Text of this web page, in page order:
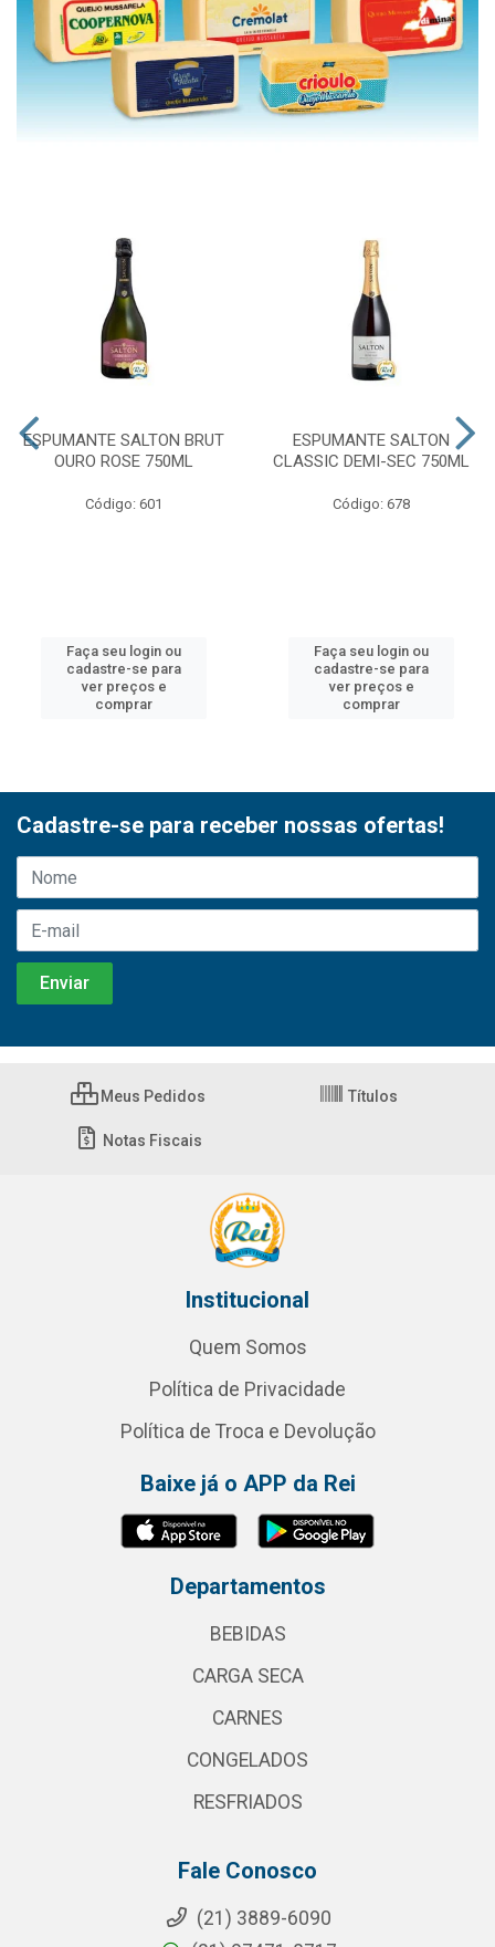
ESPUMANTE SALTON BRUT
OURO ROSE 750ML
Código: 601
Faça seu login ou
cadastre-se para
ver preços e
comprar
ESPUMANTE SALTON
CLASSIC DEMI-SEC 750ML
Código: 678
Faça seu login ou
cadastre-se para
ver preços e
comprar
Cadastre-se para receber nossas ofertas!
Meus Pedidos Títulos
Notas Fiscais
Institucional
Quem Somos
Política de Privacidade
Política de Troca e Devolução
Baixe já o APP da Rei
Departamentos
BEBIDAS
CARGA SECA
CARNES
CONGELADOS
RESFRIADOS
Fale Conosco
(21) 3889-6090